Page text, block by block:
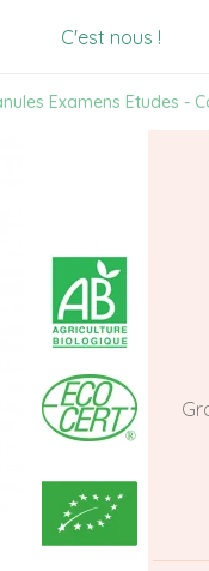
C'est nous !
Examens Etudes -